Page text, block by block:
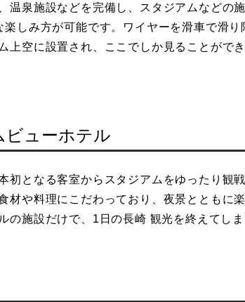
温泉施設などを完備し、スタジアムなどの
しみ方が可能です。ワイヤーを滑車で滑り
上空に設置され、ここでしか見ることがで
ビューホテル
初となる客室からスタジアムをゆったり観
材や料理にこだわっており、夜景とともに
の施設だけで、1日の長崎 観光を終えてし